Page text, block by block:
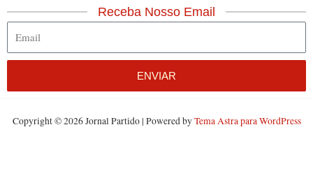
Receba Nosso Email
ENVIAR
Copyright © 2026 Jornal Partido | Powered byTema Astra para WordPress